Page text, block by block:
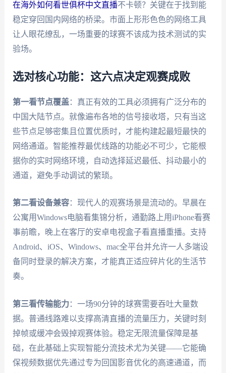
在海外如何看世俱杯中文直播不卡顿？关键在于找到能
稳定穿回国内网络的桥梁。市面上形形色色的网络工具
让人眼花缭乱，一场重要的球赛不该成为技术测试的实
验场。
选对核心功能：这六点决定观赛成败
第一看节点覆盖：真正有效的工具必须拥有广泛分布的
中国大陆节点。就像遍布各地的信号接收塔，只有当这
些节点足够密集且位置优质时，才能构建起最短最快的
网络通道。智能推荐最优线路的功能必不可少，它能根
据你的实时网络环境，自动选择延迟最低、抖动最小的
通道，避免手动调试的繁琐。
第二看设备兼容：现代人的观赛场景是流动的。早晨在
公寓用Windows电脑看集锦分析，通勤路上用iPhone看赛
事前瞻，晚上在客厅的安卓电视盒子看直播重播。支持
Android、iOS、Windows、mac全平台并允许一人多端设
备同时登录的解决方案，才能真正适应碎片化的生活节
奏。
第三看传输能力 ：一场90分钟的球赛需要吞吐大量数
据。普通线路难以支撑高清直播的流量压力，关键时刻
掉帧或缓冲会毁掉观赛体验。稳定无限流量保障是基
础，在此基础上实现智能分流技术尤为关键——它能确
保视频数据优先通过专为回国影音优化的高速通道，而